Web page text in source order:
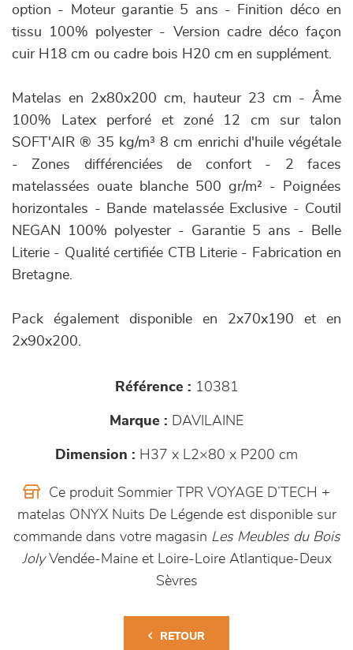
option - Moteur garantie 5 ans - Finition déco en
tissu 100% polyester - Version cadre déco façon
cuir H18 cm ou cadre bois H20 cm en supplément.
Matelas en 2x80x200 cm, hauteur 23 cm - Âme
100% Latex perforé et zoné 12 cm sur talon
SOFT'AIR ® 35 kg/m³ 8 cm enrichi d'huile végétale
- Zones différenciées de confort - 2 faces
matelassées ouate blanche 500 gr/m² - Poignées
horizontales - Bande matelassée Exclusive - Coutil
NEGAN 100% polyester - Garantie 5 ans - Belle
Literie - Qualité certifiée CTB Literie - Fabrication en
Bretagne.
Pack également disponible en 2x70x190 et en
2x90x200.
Référence : 10381
Marque : DAVILAINE
Dimension : H37 x L2×80 x P200 cm
Ce produit Sommier TPR VOYAGE D’TECH +
matelas ONYX Nuits De Légende est disponible sur
commande dans votre magasin Les Meubles du Bois
JolyVendée-Maine et Loire-Loire Atlantique-Deux
Sèvres
RETOUR